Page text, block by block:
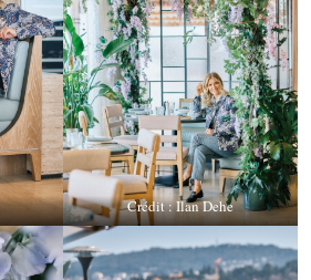
Crédit : Ilan Dehe